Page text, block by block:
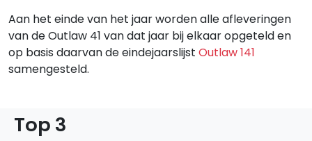
Aan het einde van het jaar worden alle afleveringen
van de Outlaw 41 van dat jaar bij elkaar opgeteld en
op basis daarvan de eindejaarslijst Outlaw 141
samengesteld.
Top 3